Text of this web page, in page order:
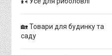
🏡 Товари для будинку та
саду